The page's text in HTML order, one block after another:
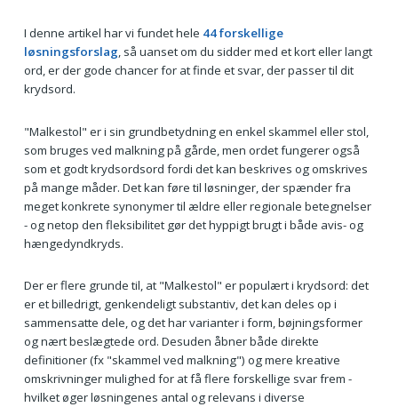
I denne artikel har vi fundet hele 44 forskellige
løsningsforslag, så uanset om du sidder med et kort eller langt
ord, er der gode chancer for at finde et svar, der passer til dit
krydsord.
"Malkestol" er i sin grundbetydning en enkel skammel eller stol,
som bruges ved malkning på gårde, men ordet fungerer også
som et godt krydsordsord fordi det kan beskrives og omskrives
på mange måder. Det kan føre til løsninger, der spænder fra
meget konkrete synonymer til ældre eller regionale betegnelser
- og netop den fleksibilitet gør det hyppigt brugt i både avis- og
hængedyndkryds.
Der er flere grunde til, at "Malkestol" er populært i krydsord: det
er et billedrigt, genkendeligt substantiv, det kan deles op i
sammensatte dele, og det har varianter i form, bøjningsformer
og nært beslægtede ord. Desuden åbner både direkte
definitioner (fx "skammel ved malkning") og mere kreative
omskrivninger mulighed for at få flere forskellige svar frem -
hvilket øger løsningenes antal og relevans i diverse